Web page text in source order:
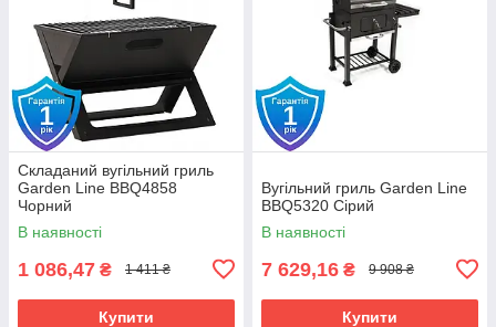
Складаний вугільний гриль
Garden Line BBQ4858
Чорний
В наявності
1 086,47 ₴ 1 411 ₴
Купити
Вугільний гриль Garden Line
BBQ5320 Сірий
В наявності
7 629,16 ₴ 9 908 ₴
Купити